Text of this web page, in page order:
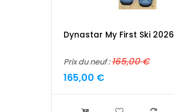
Dynastar My First Ski 2026
Prix du neuf :165,00 €
165,00 €